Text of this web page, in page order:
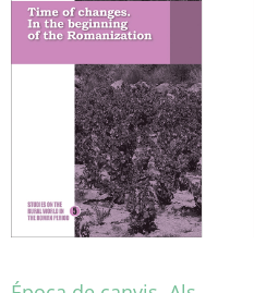
opcions
poden
producte